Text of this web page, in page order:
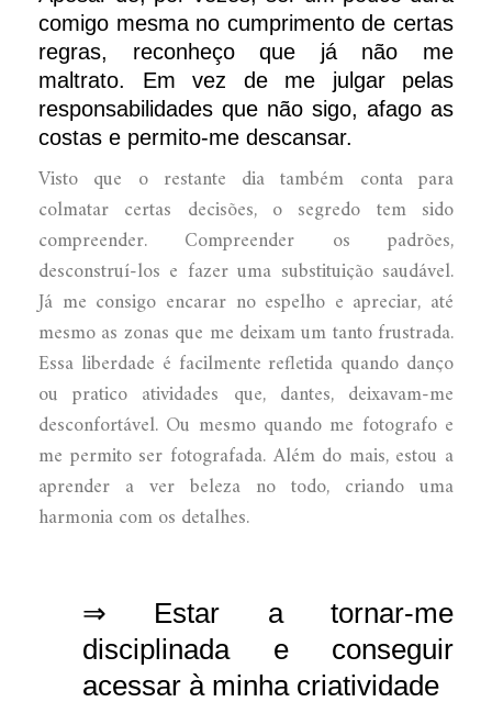
comigo mesma no cumprimento de certas
regras, reconheço que já não me
maltrato. Em vez de me julgar pelas
responsabilidades que não sigo, afago as
costas e permito-me descansar.
Visto que o restante dia também conta para
colmatar certas decisões, o segredo tem sido
compreender. Compreender os padrões,
desconstruí-los e fazer uma substituição saudável.
Já me consigo encarar no espelho e apreciar, até
mesmo as zonas que me deixam um tanto frustrada.
Essa liberdade é facilmente refletida quando danço
ou pratico atividades que, dantes, deixavam-me
desconfortável. Ou mesmo quando me fotografo e
me permito ser fotografada. Além do mais, estou a
aprender a ver beleza no todo, criando uma
harmonia com os detalhes.
⇒ Estar a tornar-me
disciplinada e conseguir
acessar à minha criatividade